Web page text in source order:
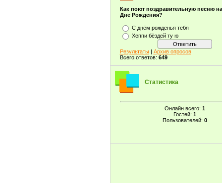
Как поют поздравительную песню
Дне Рождения?
С днём рожденья тебя
Хеппи бёздей ту ю
Результаты| Архив опросов
Всего ответов: 649
Статистика
Онлайн всего: 1
Гостей: 1
Пользователей: 0